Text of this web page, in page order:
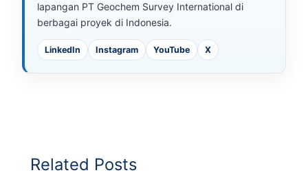
lapangan PT Geochem Survey International di
berbagai proyek di Indonesia.
LinkedIn Instagram YouTube X
Related Posts